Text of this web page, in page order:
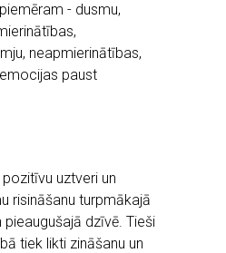
- dusmu,
neapmierinātības,
paust
uztveri un
risināšanu turpmākajā
dzīvē. Tieši
tiek likti zināšanu un